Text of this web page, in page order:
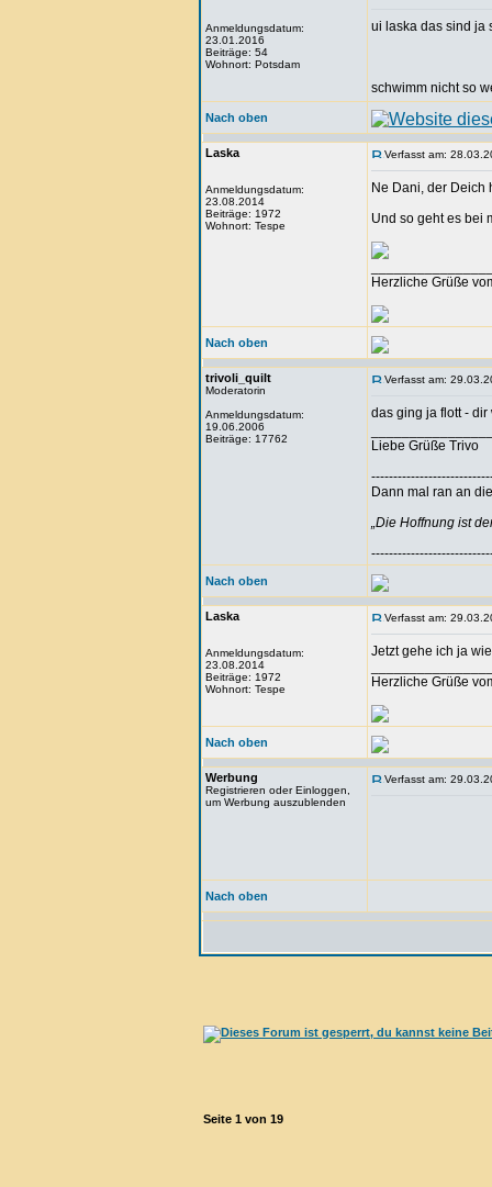
Anmeldungsdatum:
23.01.2016
Beiträge: 54
Wohnort: Potsdam
ui laska das sind ja
schwimm nicht so
Nach oben
Laska
Anmeldungsdatum:
23.08.2014
Beiträge: 1972
Wohnort: Tespe
Verfasst am:
Ne Dani, der Deich
Und so geht es bei
Herzliche Grüße
Nach oben
trivoli_quilt
Moderatorin
Anmeldungsdatum:
19.06.2006
Beiträge: 17762
Verfasst am:
das ging ja flott -
Liebe Grüße Trivo
Dann mal ran an
„Die Hoffnung ist
Nach oben
Laska
Anmeldungsdatum:
23.08.2014
Beiträge: 1972
Wohnort: Tespe
Verfasst am:
Jetzt gehe ich ja
Herzliche Grüße
Nach oben
Werbung
Registrieren oder Einloggen,
um Werbung auszublenden
Verfasst am:
Nach oben
Seite 1 von 19